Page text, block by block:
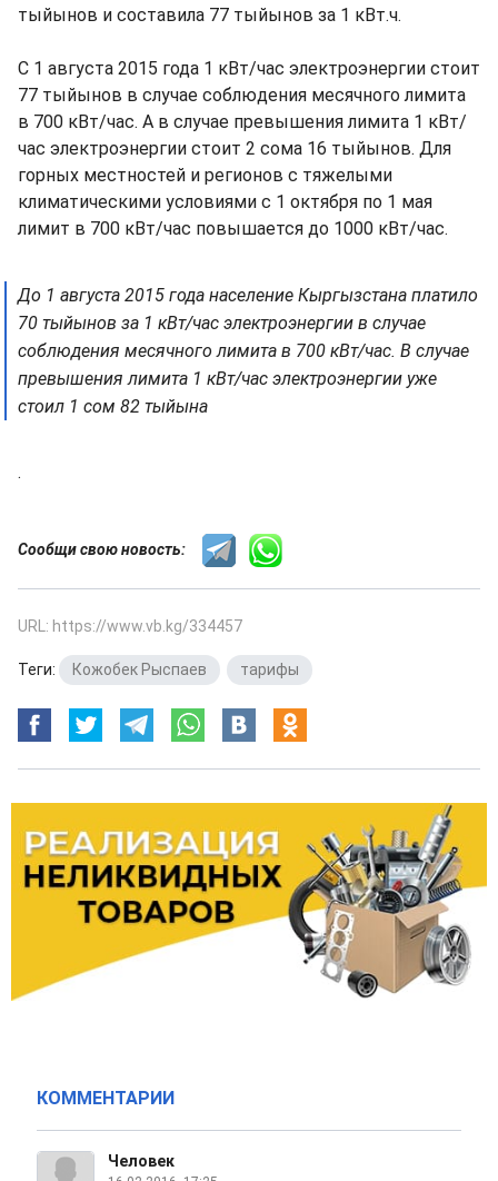
тыйынов и составила 77 тыйынов за 1 кВт.ч.
С 1 августа 2015 года 1 кВт/час электроэнергии стоит
77 тыйынов в случае соблюдения месячного лимита
в 700 кВт/час. А в случае превышения лимита 1 кВт/
час электроэнергии стоит 2 сома 16 тыйынов. Для
горных местностей и регионов с тяжелыми
климатическими условиями с 1 октября по 1 мая
лимит в 700 кВт/час повышается до 1000 кВт/час.
До 1 августа 2015 года население Кыргызстана платило
70 тыйынов за 1 кВт/час электроэнергии в случае
соблюдения месячного лимита в 700 кВт/час. В случае
превышения лимита 1 кВт/час электроэнергии уже
стоил 1 сом 82 тыйына
.
Сообщи свою новость:
URL: https://www.vb.kg/334457
Теги: Кожобек Рыспаев тарифы
КОММЕНТАРИИ
Человек